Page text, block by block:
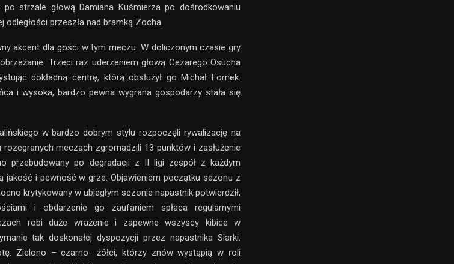
po strzale głową Damiana Kuśmierza po dośrodkowaniu
odległości przeszła nad bramką Zocha.
akcent dla gości w tym meczu. W doliczonym czasie gry
Trzeci raz uderzeniem głową Cezarego Osucha
dokładną centrę, którą obsłużył go Michał Fornek.
i wysoka, bardzo pewna wygrana gospodarzy stała się
w bardzo dobrym stylu rozpoczęli rywalizację na
meczach zgromadzili 13 punktów i zasłużenie
przebudowany po degradacji z II ligi zespół z każdym
jakość i pewność w grze. Objawieniem początku sezonu z
krytykowany w ubiegłym sezonie napastnik potwierdził,
i obdarzenie go zaufaniem spłaca regularnymi
robi duże wrażenie i zapewne wszyscy kibice w
tak doskonałej dyspozycji przez napastnika Siarki.
Zielono – czarno- żółci, którzy znów wystąpią w roli